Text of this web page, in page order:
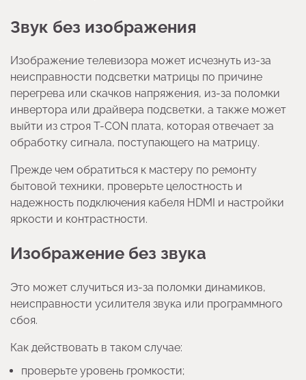
Звук без изображения
Изображение телевизора может исчезнуть из-за
неисправности подсветки матрицы по причине
перегрева или скачков напряжения, из-за поломки
инвертора или драйвера подсветки, а также может
выйти из строя T-CON плата, которая отвечает за
обработку сигнала, поступающего на матрицу.
Прежде чем обратиться к мастеру по ремонту
бытовой техники, проверьте целостность и
надежность подключения кабеля HDMI и настройки
яркости и контрастности.
Изображение без звука
Это может случиться из-за поломки динамиков,
неисправности усилителя звука или программного
сбоя.
Как действовать в таком случае:
проверьте уровень громкости;